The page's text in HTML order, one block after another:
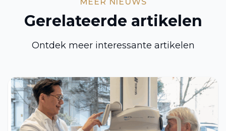
Gerelateerde artikelen
Ontdek meer interessante artikelen